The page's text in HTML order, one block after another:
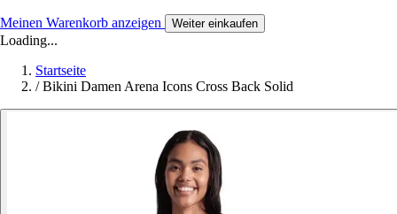
Meinen Warenkorb anzeigen Weiter einkaufen
Loading...
Startseite
/ Bikini Damen Arena Icons Cross Back Solid